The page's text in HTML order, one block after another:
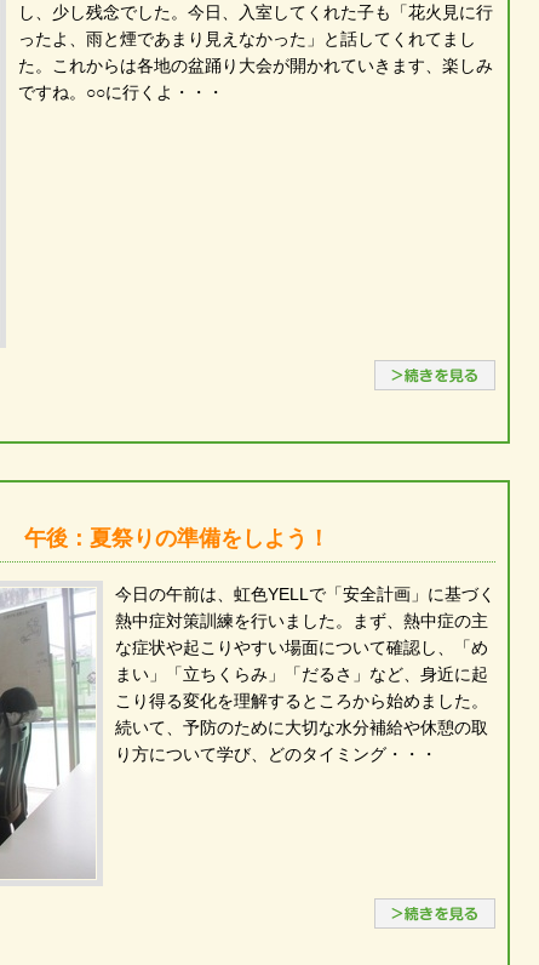
し、少し残念でした。今日、入室してくれた子も「花火見に行
ったよ、雨と煙であまり見えなかった」と話してくれてまし
た。これからは各地の盆踊り大会が開かれていきます、楽しみ
ですね。○○に行くよ・・・
午後：夏祭りの準備をしよう！
今日の午前は、虹色YELLで「安全計画」に基づく
熱中症対策訓練を行いました。まず、熱中症の主
な症状や起こりやすい場面について確認し、「め
まい」「立ちくらみ」「だるさ」など、身近に起
こり得る変化を理解するところから始めました。
続いて、予防のために大切な水分補給や休憩の取
り方について学び、どのタイミング・・・